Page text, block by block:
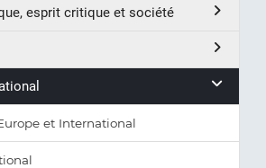
esprit critique et société
et International